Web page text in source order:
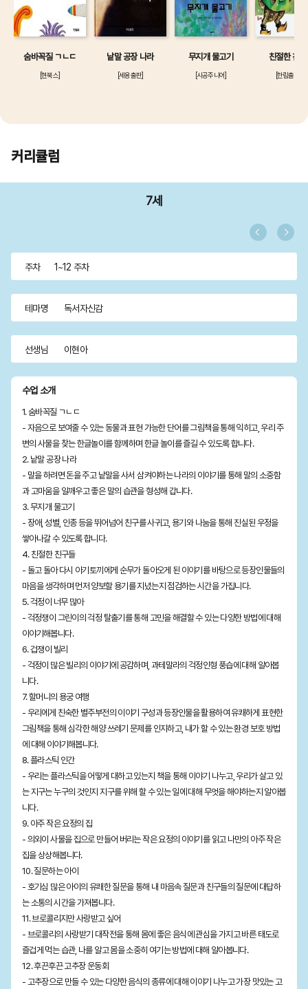
숨바꼭질 ㄱㄴㄷ
[현북스]
낱말 공장 나라
[세용출판]
무지개 물고기
[시공주니어]
친절한 친
[한림출판사]
커리큘럼
7세
주차 1~12 주차
테마명 독서자신감
선생님 이현아
수업 소개
1. 숨바꼭질 ㄱㄴㄷ
- 자음으로 보여줄 수 있는 동물과 표현 가능한 단어를 그림책을 통해 익히고, 우리 주
변의 사물을 찾는 한글놀이를 함께하며 한글 놀이를 즐길 수 있도록 합니다.
2. 낱말 공장 나라
- 말을 하려면 돈을 주고 낱말을 사서 삼켜야하는 나라의 이야기를 통해 말의 소중함
과 고마움을 일깨우고 좋은 말의 습관을 형성해 갑니다.
3. 무지개 물고기
- 장애, 성별, 인종 등을 뛰어넘어 친구를 사귀고, 용기와 나눔을 통해 진실된 우정을
쌓아나갈 수 있도록 합니다.
4. 친절한 친구들
- 돌고 돌아 다시 아기토끼에게 순무가 돌아오게 된 이야기를 바탕으로 등장인물들의
마음을 생각하며 먼저 양보할 용기를 지녔는지 점검하는 시간을 가집니다.
5. 걱정이 너무 많아
- 걱정쟁이 그린이의 걱정 탈출기를 통해 고민을 해결할 수 있는 다양한 방법에 대해
이야기해봅니다.
6. 겁쟁이 빌리
- 걱정이 많은 빌리의 이야기에 공감하며, 과테말라의 걱정인형 풍습에 대해 알아봅
니다.
7. 할머니의 용궁 여행
- 우리에게 친숙한 별주부전의 이야기 구성과 등장인물을 활용하여 유쾌하게 표현한
그림책을 통해 심각한 해양 쓰레기 문제를 인지하고, 내가 할 수 있는 환경 보호 방법
에 대해 이야기해봅니다.
8. 플라스틱 인간
- 우리는 플라스틱을 어떻게 대하고 있는지 책을 통해 이야기 나누고, 우리가 살고 있
는 지구는 누구의 것인지 지구를 위해 할 수 있는 일에 대해 무엇을 해야하는지 알아봅
니다.
9. 아주 작은 요정의 집
- 의외이 사물을 집으로 만들어 버리는 작은 요정의 이야기를 읽고 나만의 아주 작은
집을 상상해봅니다.
10. 질문하는 아이
- 호기심 많은 아이의 유쾌한 질문을 통해 내 마음속 질문과 친구들의 질문에 대답하
는 소통의 시간을 가져봅니다.
11. 브로콜리지만 사랑받고 싶어
- 브로콜리의 사랑받기 대작전을 통해 몸에 좋은 음식에 관심을 가지고 바른 태도로
즐겁게 먹는 습관, 나를 알고 몸을 소중히 여기는 방법에 대해 알아봅니다.
12. 후끈후끈 고추장 운동회
- 고추장으로 만들 수 있는 다양한 음식의 종류에 대해 이야기 나누고 가장 맛있는 고